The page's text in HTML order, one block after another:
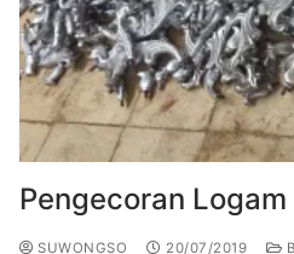
Pagar Besi Tempa Klasik
Railing Tangga Besi
Railing Balkon Besi
Kursi Taman Besi Tempa
Ornamen Besi Tempa
Gallery
Gallery Gambar Pagar
Gallery Kursi Taman &
Gallery Railing Tangga
Gallery Ranjang Besi
Articles
Projects
Contact Us
Pengecoran
SUWONGSO 20/07/2019